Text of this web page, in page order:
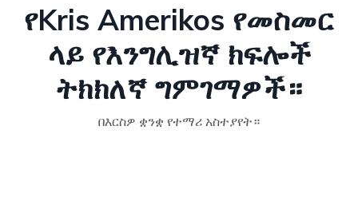
የKris Amerikos የመስመር
ላይ የእንግሊዝኛ ክፍሎች
ትክክለኛ ግምገማዎች።
በእርስዎ ቋንቋ የተማሪ አስተያየት።